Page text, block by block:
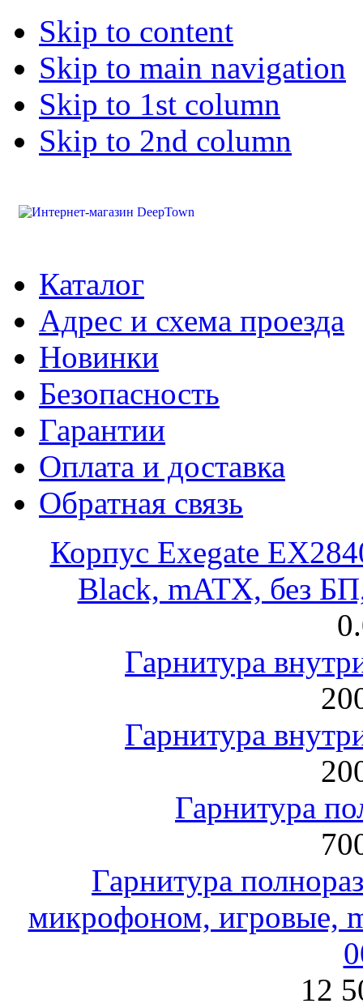
Skip to content
Skip to main navigation
Skip to 1st column
Skip to 2nd column
Каталог
Адрес и схема проезда
Новинки
Безопасность
Гарантии
Оплата и доставка
Обратная связь
Корпус Exegate
Black, mATX, без
Гарнитура
Гарнитура
Гарнитура
Гарнитура
микрофоном, игровые,
12